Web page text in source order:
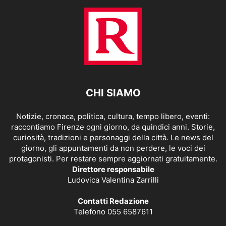
CHI SIAMO
Notizie, cronaca, politica, cultura, tempo libero, eventi:
raccontiamo Firenze ogni giorno, da quindici anni. Storie,
curiosità, tradizioni e personaggi della città. Le news del
giorno, gli appuntamenti da non perdere, le voci dei
protagonisti. Per restare sempre aggiornati gratuitamente.
Direttore responsabile
Ludovica Valentina Zarrilli
Contatti Redazione
Telefono 055 6587611